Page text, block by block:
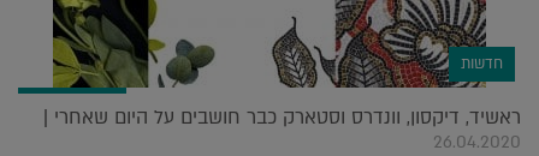
חדשות
ראשיד, דיקסון, וונדרס וסטארק כבר חושבים על היום שאחרי |
26.04.2020